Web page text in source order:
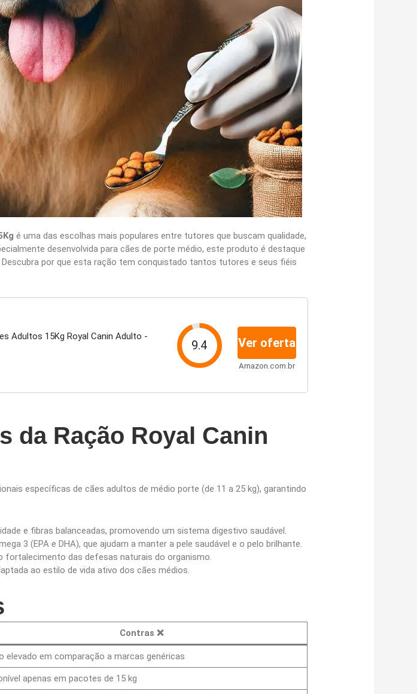
é uma das escolhas mais populares entre tutores que buscam qualidade,
desenvolvida para cães de porte médio, este produto é destaque
por que esta ração tem conquistado tantos tutores e seus fiéis
Adultos 15Kg Royal Canin Adulto -
9.4 Ver oferta
Amazon.com.br
da Ração Royal Canin
específicas de cães adultos de médio porte (de 11 a 25 kg), garantindo
e fibras balanceadas, promovendo um sistema digestivo saudável.
3 (EPA e DHA), que ajudam a manter a pele saudável e o pelo brilhante.
fortalecimento das defesas naturais do organismo.
ao estilo de vida ativo dos cães médios.
Contras ❌
elevado em comparação a marcas genéricas
apenas em pacotes de 15 kg